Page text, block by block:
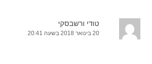
טודי ורשבסקי
20 בינואר 2018 בשעה 20:41